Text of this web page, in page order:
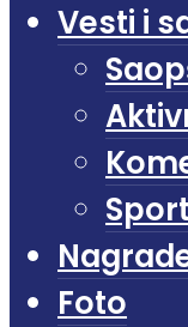
Vesti i
Foto